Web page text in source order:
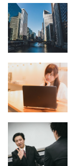
ml/wp-
content/themes
/tapbiz_theme/
parts/sns-
buttons.php on
line10
/1029676"
onclick="windo